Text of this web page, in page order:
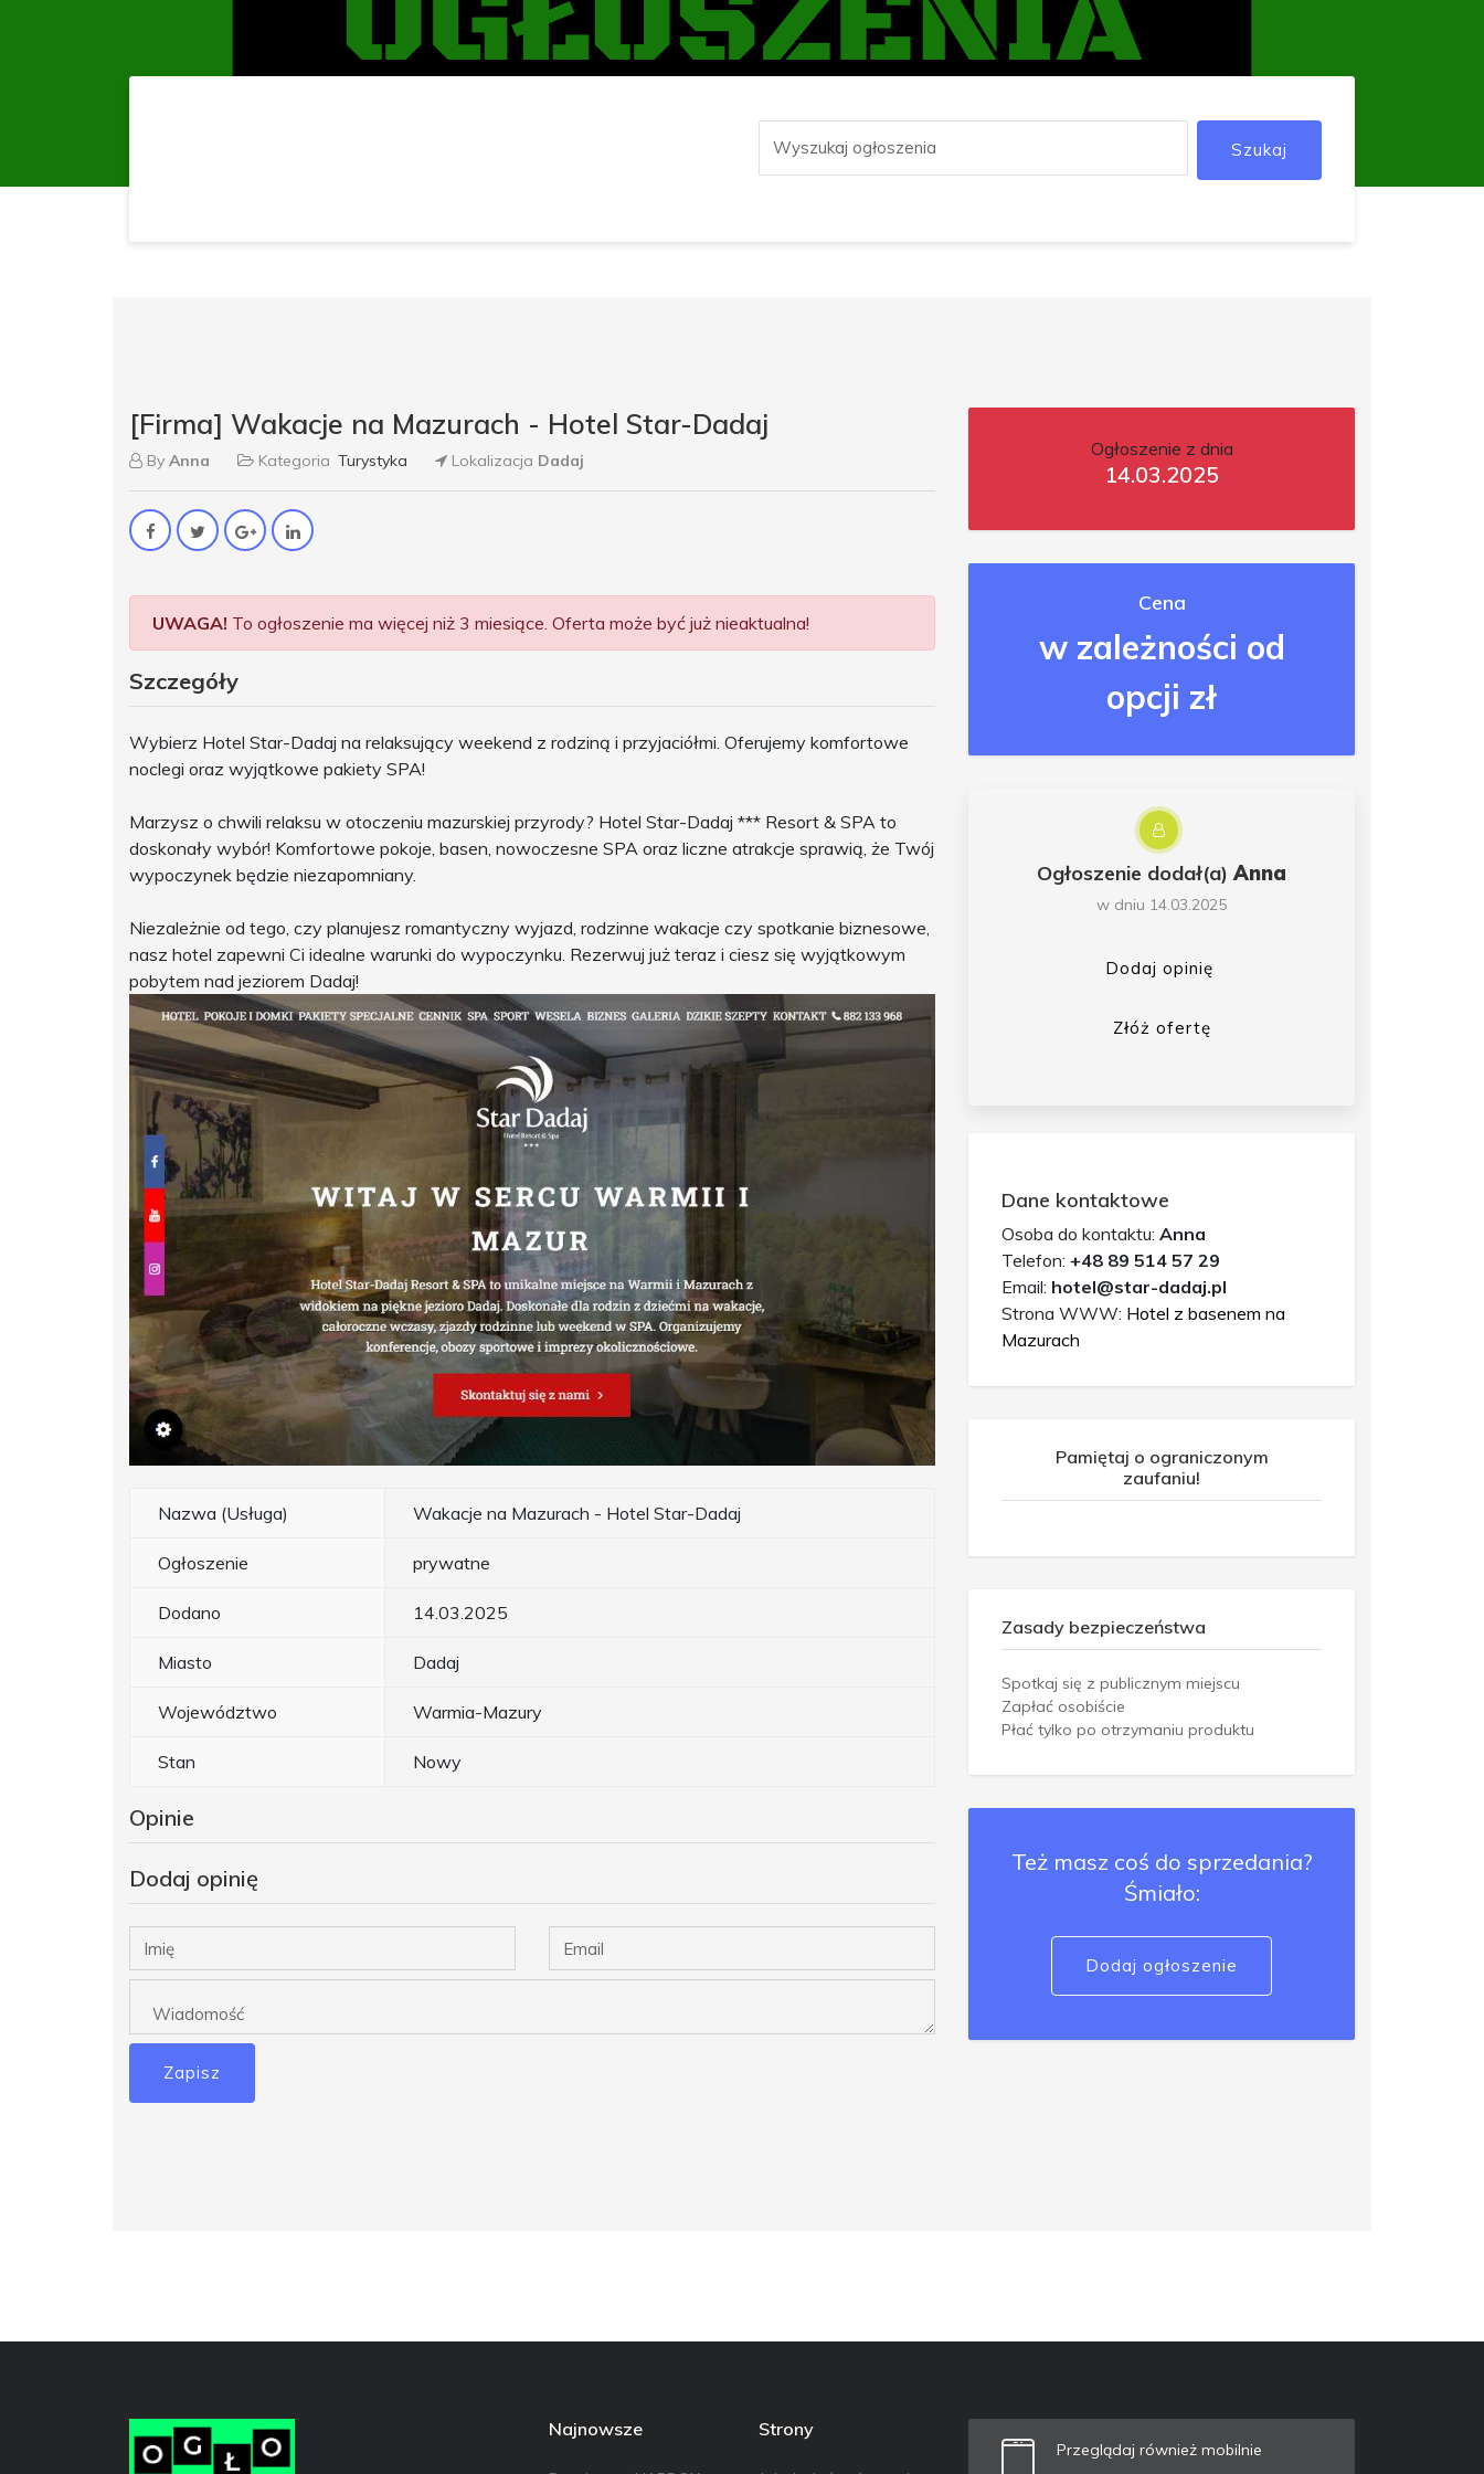
Szukaj
[Firma] Wakacje na Mazurach - Hotel Star-Dadaj
By Anna Kategoria Turystyka Lokalizacja Dadaj
UWAGA! To ogłoszenie ma więcej niż 3 miesiące. Oferta może być już nieaktualna!
Szczegóły
Wybierz Hotel Star-Dadaj na relaksujący weekend z rodziną i przyjaciółmi. Oferujemy komfortowe
noclegi oraz wyjątkowe pakiety SPA!
Marzysz o chwili relaksu w otoczeniu mazurskiej przyrody? Hotel Star-Dadaj *** Resort & SPA to
doskonały wybór! Komfortowe pokoje, basen, nowoczesne SPA oraz liczne atrakcje sprawią, że Twój
wypoczynek będzie niezapomniany.
Niezależnie od tego, czy planujesz romantyczny wyjazd, rodzinne wakacje czy spotkanie biznesowe,
nasz hotel zapewni Ci idealne warunki do wypoczynku. Rezerwuj już teraz i ciesz się wyjątkowym
pobytem nad jeziorem Dadaj!
Nazwa (Usługa) Wakacje na Mazurach - Hotel Star-Dadaj
Ogłoszenie prywatne
Dodano 14.03.2025
Miasto Dadaj
Województwo Warmia-Mazury
Stan Nowy
Opinie
Dodaj opinię
Zapisz
Ogłoszenie z dnia
14.03.2025
Cena
w zależności od
opcji zł
Ogłoszenie dodał(a)Anna
w dniu 14.03.2025
Dodaj opinię
Złóż ofertę
Dane kontaktowe
Osoba do kontaktu: Anna
Telefon: +48 89 514 57 29
Email: hotel@star-dadaj.pl
Strona WWW: Hotel z basenem na
Mazurach
Pamiętaj o ograniczonym
zaufaniu!
Zasady bezpieczeństwa
Spotkaj się z publicznym miejscu
Zapłać osobiście
Płać tylko po otrzymaniu produktu
Też masz coś do sprzedania?
Śmiało:
Dodaj ogłoszenie
Najnowsze Strony
Przeglądaj również mobilnie